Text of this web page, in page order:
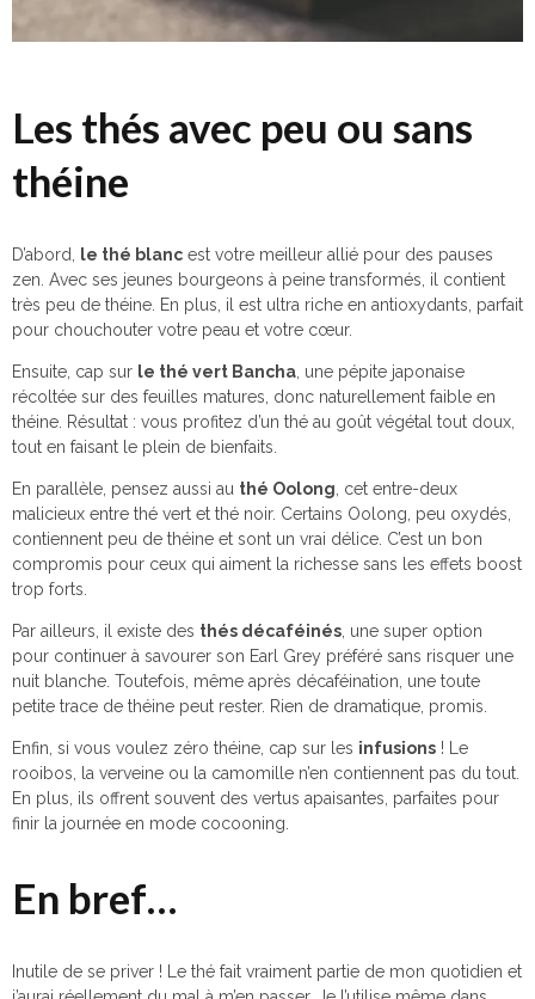
Les thés avec peu ou sans
théine
D’abord, le thé blanc est votre meilleur allié pour des pauses
zen. Avec ses jeunes bourgeons à peine transformés, il contient
très peu de théine. En plus, il est ultra riche en antioxydants, parfait
pour chouchouter votre peau et votre cœur.
Ensuite, cap sur le thé vert Bancha, une pépite japonaise
récoltée sur des feuilles matures, donc naturellement faible en
théine. Résultat : vous profitez d’un thé au goût végétal tout doux,
tout en faisant le plein de bienfaits.
En parallèle, pensez aussi au thé Oolong, cet entre-deux
malicieux entre thé vert et thé noir. Certains Oolong, peu oxydés,
contiennent peu de théine et sont un vrai délice. C’est un bon
compromis pour ceux qui aiment la richesse sans les effets boost
trop forts.
Par ailleurs, il existe des thés décaféinés, une super option
pour continuer à savourer son Earl Grey préféré sans risquer une
nuit blanche. Toutefois, même après décaféination, une toute
petite trace de théine peut rester. Rien de dramatique, promis.
Enfin, si vous voulez zéro théine, cap sur les infusions ! Le
rooibos, la verveine ou la camomille n’en contiennent pas du tout.
En plus, ils offrent souvent des vertus apaisantes, parfaites pour
finir la journée en mode cocooning.
En bref…
Inutile de se priver ! Le thé fait vraiment partie de mon quotidien et